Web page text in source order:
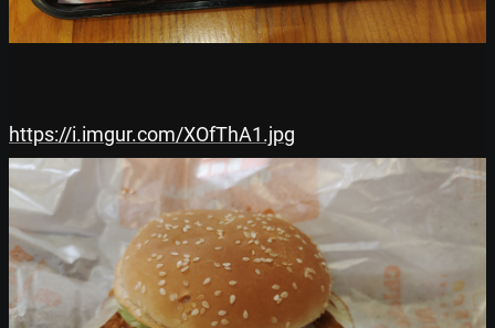
https://i.imgur.com/XOfThA1.jpg